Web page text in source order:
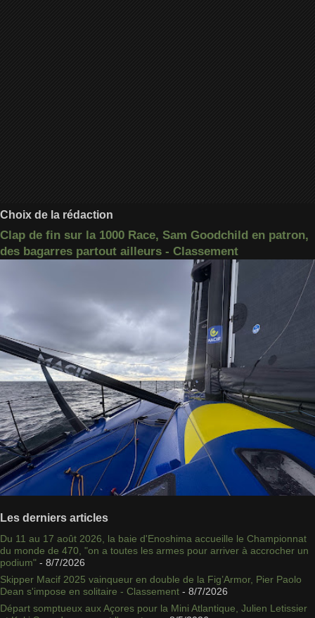
Choix de la rédaction
Clap de fin sur la 1000 Race, Sam Goodchild en patron,
des bagarres partout ailleurs - Classement
Les derniers articles
Du 11 au 17 août 2026, la baie d'Enoshima accueille le Championnat
du monde de 470, "on a toutes les armes pour arriver à accrocher un
podium" - 8/7/2026
Skipper Macif 2025 vainqueur en double de la Fig’Armor, Pier Paolo
Dean s'impose en solitaire - Classement - 8/7/2026
Départ somptueux aux Açores pour la Mini Atlantique, Julien Letissier